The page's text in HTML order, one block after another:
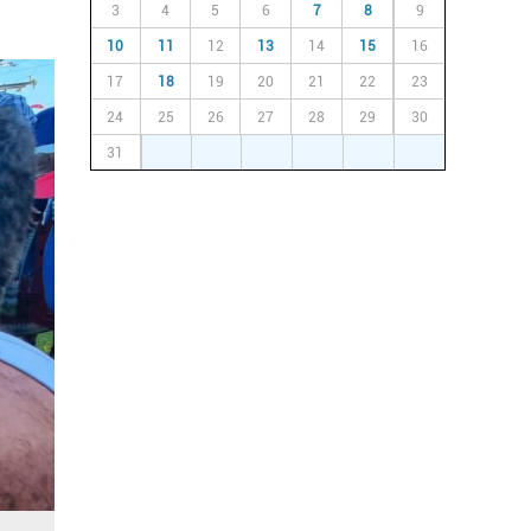
3 4 5 6 7 8 9
10 11 12 13 14 15 16
17 18 19 20 21 22 23
24 25 26 27 28 29 30
31